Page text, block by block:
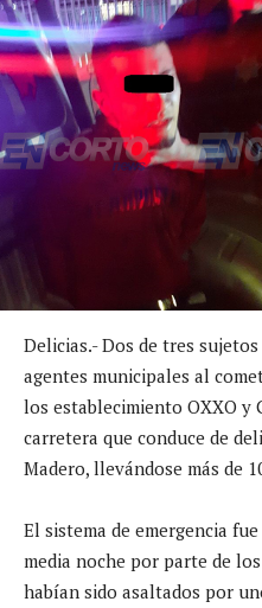
Delicias.- Dos de tres
agentes municipales al
los establecimiento OXXO y
carretera que conduce de
Madero, llevándose más de
El sistema de emergencia
media noche por parte de
habían sido asaltados por